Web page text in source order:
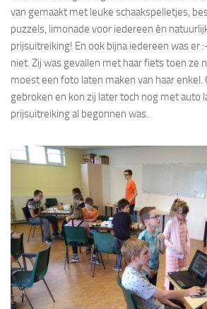
van gemaakt met leuke schaakspelletjes,
puzzels, limonade voor iedereen èn
prijsuitreiking! En ook bijna iedereen was er
niet. Zij was gevallen met haar fiets toen ze
moest een foto laten maken van haar enkel.
gebroken en kon zij later toch nog met auto
prijsuitreiking al begonnen was.